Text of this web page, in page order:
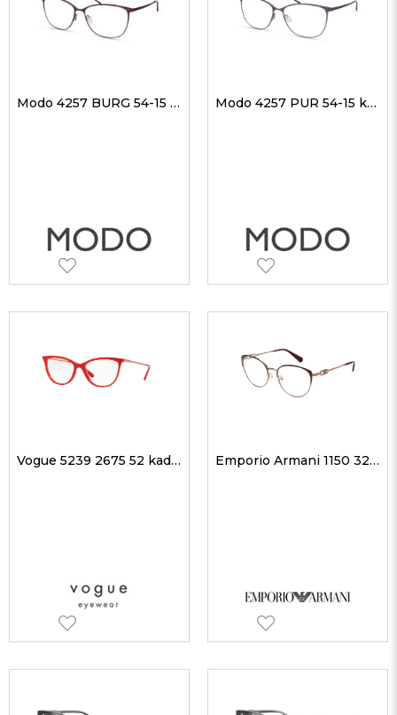
Modo 4257 BURG 54-15 kadın Optik Gözlükler Modo 4257 PUR 54-15 kadın Optik Gözlükler
Vogue 5239 2675 52 kadın Optik Gözlükler Emporio Armani 1150 3268 53 kadın Optik Gözlükler